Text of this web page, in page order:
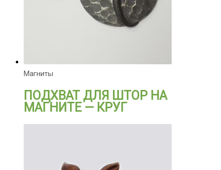
Магниты
ПОДХВАТ ДЛЯ ШТОР НА
МАГНИТЕ — КРУГ